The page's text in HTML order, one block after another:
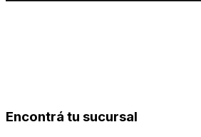
Encontrá tu sucursal